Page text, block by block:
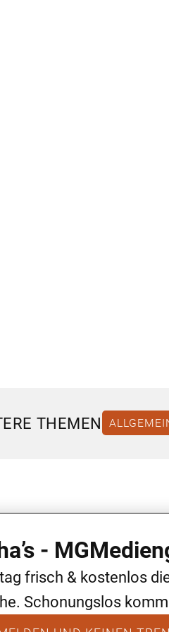
THEMEN
-
frisch & kostenlos
Schonungslos